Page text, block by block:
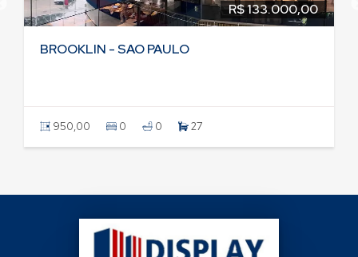
R$ 133.000,00
BROOKLIN - SAO PAULO
950,00 0 0 27